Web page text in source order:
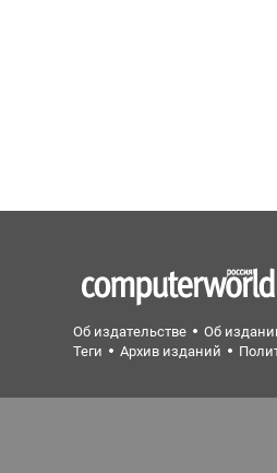
Об издательстве Об
Теги
Архив изданий